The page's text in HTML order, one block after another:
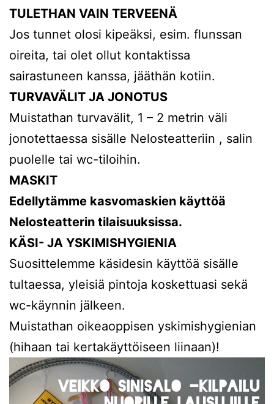
TULETHAN VAIN TERVEENÄ
Jos tunnet olosi kipeäksi, esim. flunssan
oireita, tai olet ollut kontaktissa
sairastuneen kanssa, jääthän kotiin.
TURVAVÄLIT JA JONOTUS
Muistathan turvavälit, 1 – 2 metrin väli
jonotettaessa sisälle Nelosteatteriin , salin
puolelle tai wc-tiloihin.
MASKIT
Edellytämme kasvomaskien käyttöä
Nelosteatterin tilaisuuksissa.
KÄSI- JA YSKIMISHYGIENIA
Suosittelemme käsidesin käyttöä sisälle
tultaessa, yleisiä pintoja koskettuasi sekä
wc-käynnin jälkeen.
Muistathan oikeaoppisen yskimishygienian
(hihaan tai kertakäyttöiseen liinaan)!